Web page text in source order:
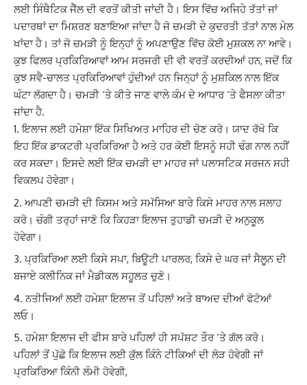
ਲਈ ਸਿੰਥੈਟਿਕ ਜੈੱਲ ਦੀ ਵਰਤੋਂ ਕੀਤੀ ਜਾਂਦੀ ਹੈ। ਇਸ ਵਿੱਚ ਅਜਿਹੇ ਤੱਤਾਂ ਜਾਂ
ਪਦਾਰਥਾਂ ਦਾ ਮਿਸ਼ਰਣ ਬਣਾਇਆ ਜਾਂਦਾ ਹੈ ਜੋ ਚਮੜੀ ਦੇ ਕੁਦਰਤੀ ਤੱਤਾਂ ਨਾਲ ਮੇਲ
ਖਾਂਦਾ ਹੈ। ਤਾਂ ਜੋ ਚਮੜੀ ਨੂੰ ਇਨ੍ਹਾਂ ਨੂੰ ਅਪਣਾਉਣ ਵਿੱਚ ਕੋਈ ਮੁਸ਼ਕਲ ਨਾ ਆਵੇ।
ਕੁਝ ਫਿਲਰ ਪ੍ਰਕਿਰਿਆਵਾਂ ਆਮ ਸਰਜਰੀ ਦੀ ਵੀ ਵਰਤੋਂ ਕਰਦੀਆਂ ਹਨ, ਜਦੋਂ ਕਿ
ਕੁਝ ਸਵੈ-ਚਾਲਤ ਪ੍ਰਕਿਰਿਆਵਾਂ ਹੁੰਦੀਆਂ ਹਨ ਜਿਨ੍ਹਾਂ ਨੂੰ ਮੁਸ਼ਕਿਲ ਨਾਲ ਇੱਕ
ਘੰਟਾ ਲੱਗਦਾ ਹੈ। ਚਮੜੀ ‘ਤੇ ਕੀਤੇ ਜਾਣ ਵਾਲੇ ਕੰਮ ਦੇ ਆਧਾਰ ‘ਤੇ ਫੈਸਲਾ ਕੀਤਾ
ਜਾਂਦਾ ਹੈ.
ਇਲਾਜ ਲਈ ਹਮੇਸ਼ਾ ਇੱਕ ਸਿਖਿਅਤ ਮਾਹਿਰ ਦੀ ਚੋਣ ਕਰੋ। ਯਾਦ ਰੱਖੋ ਕਿ
ਇਹ ਇੱਕ ਡਾਕਟਰੀ ਪ੍ਰਕਿਰਿਆ ਹੈ ਅਤੇ ਹਰ ਕੋਈ ਇਸਨੂੰ ਸਹੀ ਢੰਗ ਨਾਲ ਨਹੀਂ
ਕਰ ਸਕਦਾ। ਇਸਦੇ ਲਈ ਇੱਕ ਚਮੜੀ ਦਾ ਮਾਹਰ ਜਾਂ ਪਲਾਸਟਿਕ ਸਰਜਨ ਸਹੀ
ਵਿਕਲਪ ਹੋਵੇਗਾ।
ਆਪਣੀ ਚਮੜੀ ਦੀ ਕਿਸਮ ਅਤੇ ਸਮੱਸਿਆ ਬਾਰੇ ਕਿਸੇ ਮਾਹਰ ਨਾਲ ਸਲਾਹ
ਕਰੋ। ਚੰਗੀ ਤਰ੍ਹਾਂ ਜਾਣੋ ਕਿ ਕਿਹੜਾ ਇਲਾਜ ਤੁਹਾਡੀ ਚਮੜੀ ਦੇ ਅਨੁਕੂਲ
ਹੋਵੇਗਾ।
ਪ੍ਰਕਿਰਿਆ ਲਈ ਕਿਸੇ ਸਪਾ, ਬਿਊਟੀ ਪਾਰਲਰ, ਕਿਸੇ ਦੇ ਘਰ ਜਾਂ ਸੈਲੂਨ ਦੀ
ਬਜਾਏ ਕਲੀਨਿਕ ਜਾਂ ਮੈਡੀਕਲ ਸਹੂਲਤ ਚੁਣੋ।
ਨਤੀਜਿਆਂ ਲਈ ਹਮੇਸ਼ਾ ਇਲਾਜ ਤੋਂ ਪਹਿਲਾਂ ਅਤੇ ਬਾਅਦ ਦੀਆਂ ਫੋਟੋਆਂ
ਲਓ।
ਹਮੇਸ਼ਾ ਇਲਾਜ ਦੀ ਫੀਸ ਬਾਰੇ ਪਹਿਲਾਂ ਹੀ ਸਪੱਸ਼ਟ ਤੌਰ ‘ਤੇ ਗੱਲ ਕਰੋ।
ਪਹਿਲਾਂ ਤੋਂ ਪੁੱਛੋ ਕਿ ਇਲਾਜ ਲਈ ਕੁੱਲ ਕਿੰਨੇ ਟੀਕਿਆਂ ਦੀ ਲੋੜ ਹੋਵੇਗੀ ਜਾਂ
ਪ੍ਰਕਿਰਿਆ ਕਿੰਨੀ ਲੰਮੀ ਹੋਵੇਗੀ,